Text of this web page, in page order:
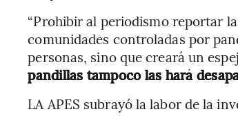
“Prohibir al periodismo reportar
comunidades controladas por
personas, sino que creará un
pandillas tampoco las hará
LA APES subrayó la labor de la